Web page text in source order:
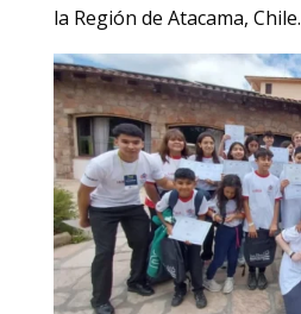
la Región de Atacama, Chile.